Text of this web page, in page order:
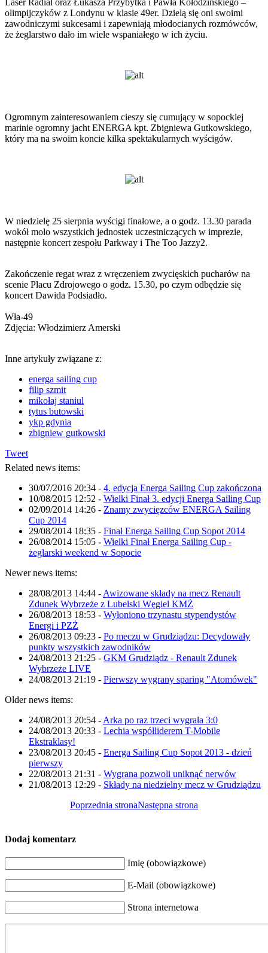
olimpijczyków z Londynu w klasie 49er. Dzielą się oni swoimi
zawodniczymi sukcesami i zapewniają młodocianych rozmówców,
że żeglarstwo dało im wiele wspaniałego w ich życiu.
Ogromnym zainteresowaniem cieszy się cumujący w sopockiej
marinie ogromny jacht ENERGA kpt. Zbigniewa Gutkowskiego,
który ma na swoim koncie kilka spektakularnych wyścigów.
W niedzielę 25 sierpnia wyścigi finałowe, a o godz. 13.30 parada
wokół molo wszystkich jednostek uczestniczących w imprezie,
następnie koncert zespołu Parkway i The Too Jazzy2.
Zakończenie regat wraz z wręczeniem zwycięskich pucharów na
scenie Placu Zdrojowego o godz. 15.30, po czym odbędzie się
koncert Dawida Podsiadło.
Wła-49
Zdjęcia: Włodzimierz Amerski
Inne artykuły związane z:
energa sailing cup
filip szmit
mikołaj staniul
tytus butowski
ykp gdynia
zbigniew gutkowski
Tweet
Related news items:
30/07/2016 20:34 - 4. edycja Energa Sailing Cup zakończona
10/08/2015 12:52 - Wielki Finał 3. edycji Energa Sailing Cup
02/09/2014 14:26 - Znamy zwycięzców ENERGA Sailing
Cup 2014
29/08/2014 18:35 - Finał Energa Sailing Cup Sopot 2014
26/08/2014 15:05 - Wielki Finał Energa Sailing Cup -
żeglarski weekend w Sopocie
Newer news items:
28/08/2013 14:44 - Awizowane składy na mecz Renault
Zdunek Wybrzeże z Lubelski Węgiel KMŻ
26/08/2013 18:53 - Wyłoniono trzynastu stypendystów
Energi i PZŻ
26/08/2013 09:23 - Po meczu w Grudziądzu: Decydowały
punkty wszystkich zawodników
24/08/2013 21:25 - GKM Grudziądz - Renault Zdunek
Wybrzeże LIVE
24/08/2013 21:19 - Pierwszy wygrany sparing "Atomówek"
Older news items:
24/08/2013 20:54 - Arka po raz trzeci wygrała 3:0
24/08/2013 20:33 - Lechia współliderem T-Mobile
Ekstraklasy!
23/08/2013 20:45 - Energa Sailing Cup Sopot 2013 - dzień
pierwszy
22/08/2013 21:31 - Wygrana pozwoli uniknąć nerwów
21/08/2013 12:29 - Składy na niedzielny mecz w Grudziądzu
Poprzednia stronaNastępna strona
Dodaj komentarz
Imię (obowiązkowe)
E-Mail (obowiązkowe)
Strona internetowa